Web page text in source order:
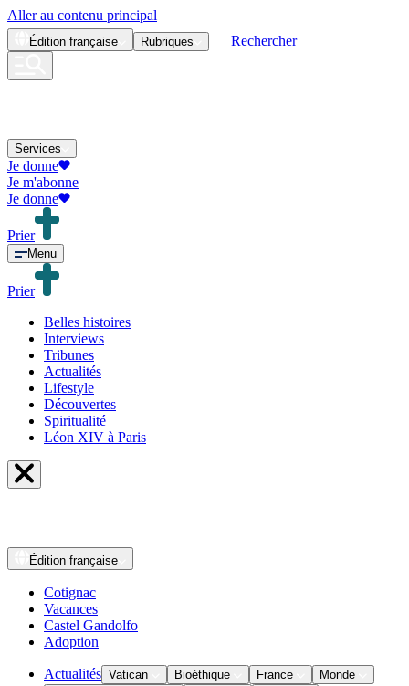
Aller au contenu principal
Édition française Rubriques Rechercher
Services
Je donne
Je m'abonne
Je donne
Prier
Menu
Prier
Belles histoires
Interviews
Tribunes
Actualités
Lifestyle
Découvertes
Spiritualité
Léon XIV à Paris
Édition française
Cotignac
Vacances
Castel Gandolfo
Adoption
Actualités Vatican Bioéthique France
Monde